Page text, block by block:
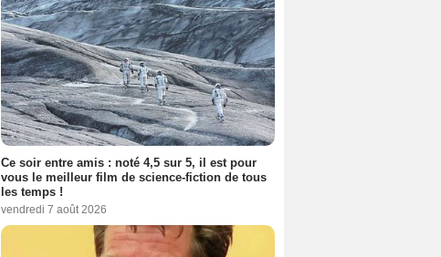
Ce soir entre amis : noté 4,5 sur 5, il est pour
vous le meilleur film de science-fiction de tous
les temps !
vendredi 7 août 2026